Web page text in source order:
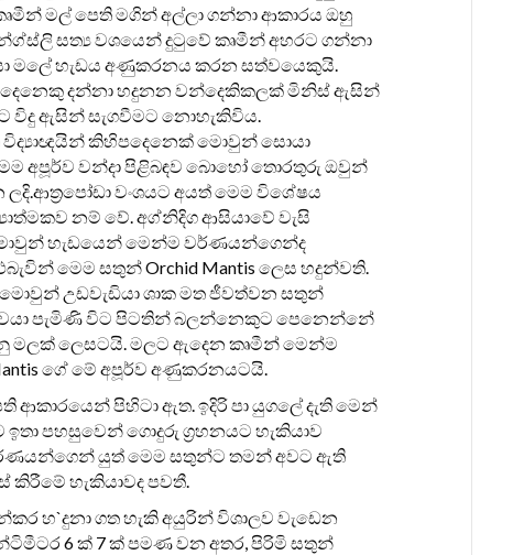
මල් පෙති මගින් අල්ලා ගන්නා ආකාරය ඔහු
සත්‍ය වශයෙන් දුටුවේ කෘමීන් අහරට ගන්නා
මලේ හැඩය අණුකරනය කරන සත්වයෙකුයි.
දෙනෙකු දන්නා හදුනන වන්දෙකිකලක් මිනිස් ඇසින්
විදු ඇසින් සැගවීමට නොහැකිවිය.
කිහිපදෙනෙක් මොවුන් සොයා
අපූර්ව වන්දා පිළිබඳව බොහෝ තොරතුරු ඔවුන්
වංශයට අයත් මෙම විශේෂය
නම් වේ. අග්නිදිග ආසියාවේ වැසි
හැඩයෙන් මෙන්ම වර්ණයන්ගෙන්ද
මෙම සතුන් Orchid Mantis ලෙස හදුන්වති.
මොවුන් උඩවැඩියා ශාක මත ජීවත්වන සතුන්
පැමිණි විට පිටතින් බලන්නෙකුට පෙනෙන්නේ
මලක් ලෙසටයි. මලට ඇදෙන කෘමීන් මෙන්ම
ගේ මේ අපූර්ව අණුකරනයටයි.
ආකාරයෙන් පිහිටා ඇත. ඉදිරි පා යුගලේ දැති මෙන්
පහසුවෙන් ගොදුරු ග‍්‍රහනයට හැකියාව
යුත් මෙම සතුන්ට තමන් අවට ඇති
හැකියාවද පවතී.
හ`දුනා ගත හැකි අයුරින් විශාලව වැඩෙන
6 ක් 7 ක් පමණ වන අතර, පිරිමි සතුන්